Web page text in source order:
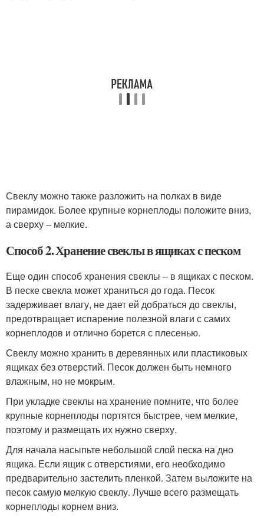
Свеклу можно также разложить на полках в виде
пирамидок. Более крупные корнеплоды положите вниз,
а сверху – мелкие.
Способ 2. Хранение свеклы в ящиках с песком
Еще один способ хранения свеклы – в ящиках с песком.
В песке свекла может храниться до года. Песок
задерживает влагу, не дает ей добраться до свеклы,
предотвращает испарение полезной влаги с самих
корнеплодов и отлично борется с плесенью.
Свеклу можно хранить в деревянных или пластиковых
ящиках без отверстий. Песок должен быть немного
влажным, но не мокрым.
При укладке свеклы на хранение помните, что более
крупные корнеплоды портятся быстрее, чем мелкие,
поэтому и размещать их нужно сверху.
Для начала насыпьте небольшой слой песка на дно
ящика. Если ящик с отверстиями, его необходимо
предварительно застелить пленкой. Затем выложите на
песок самую мелкую свеклу. Лучше всего размещать
корнеплоды корнем вниз.